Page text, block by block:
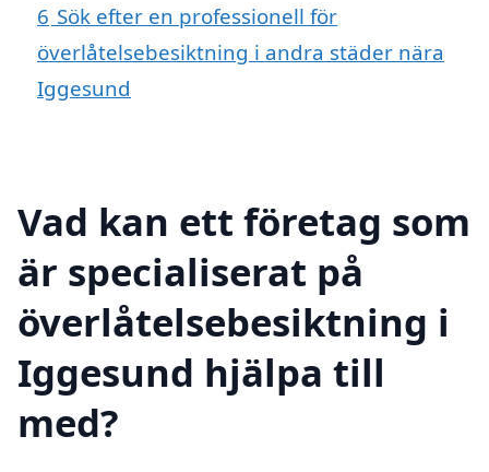
6 Sök efter en professionell för
överlåtelsebesiktning i andra städer nära
Iggesund
Vad kan ett företag som
är specialiserat på
överlåtelsebesiktning i
Iggesund hjälpa till
med?